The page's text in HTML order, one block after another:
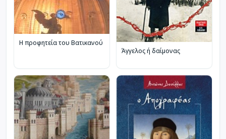
Η προφητεία του Βατικανού
Άγγελος ή δαίμονας